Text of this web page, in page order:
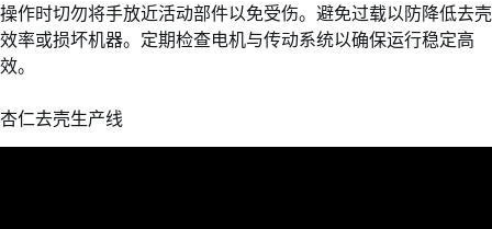
操作时切勿将手放近活动部件以免受伤。避免过载以防降低去壳
效率或损坏机器。定期检查电机与传动系统以确保运行稳定高
效。
杏仁去壳生产线